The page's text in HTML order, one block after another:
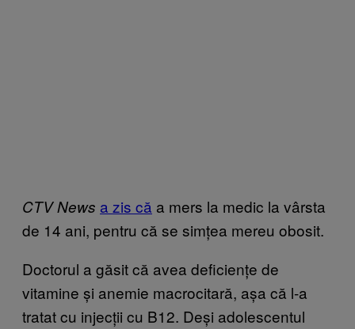
CTV News a zis că a mers la medic la vârsta
de 14 ani, pentru că se simțea mereu obosit.
Doctorul a găsit că avea deficiențe de
vitamine și anemie macrocitară, așa că l-a
tratat cu injecții cu B12. Deși adolescentul